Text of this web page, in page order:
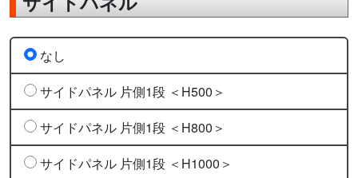
なし
サイドパネル 片側1段 ＜H500＞
サイドパネル 片側1段 ＜H800＞
サイドパネル 片側1段 ＜H1000＞